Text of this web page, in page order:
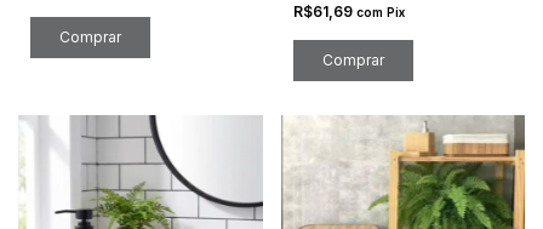
R$61,69 com Pix